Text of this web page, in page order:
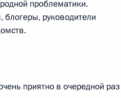
VI
проблематики.
блогеры, руководители
приятно в очередной раз